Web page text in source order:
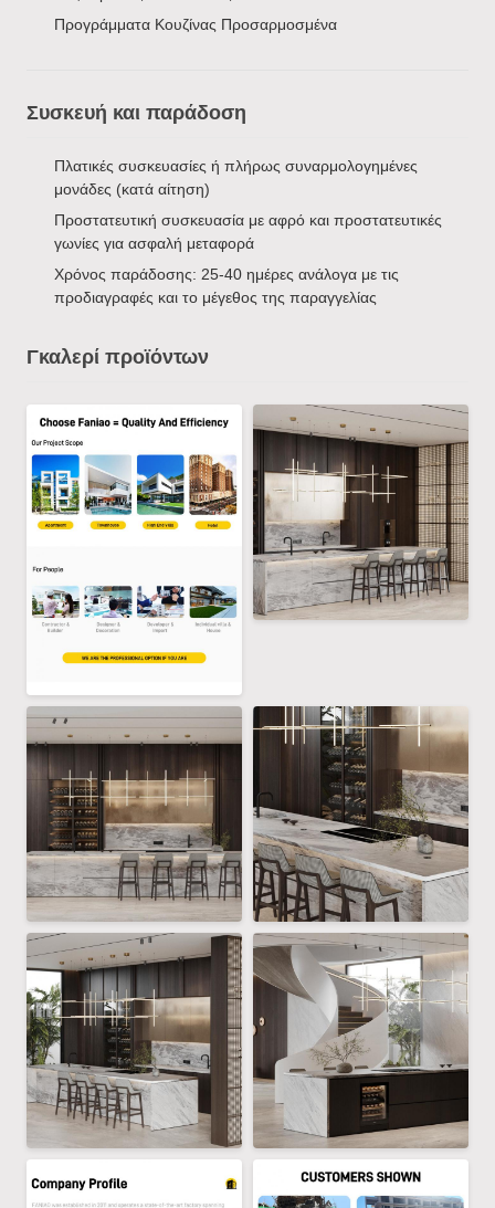
Προγράμματα Κουζίνας Προσαρμοσμένα
Συσκευή και παράδοση
Πλατικές συσκευασίες ή πλήρως συναρμολογημένες
μονάδες (κατά αίτηση)
Προστατευτική συσκευασία με αφρό και προστατευτικές
γωνίες για ασφαλή μεταφορά
Χρόνος παράδοσης: 25-40 ημέρες ανάλογα με τις
προδιαγραφές και το μέγεθος της παραγγελίας
Γκαλερί προϊόντων